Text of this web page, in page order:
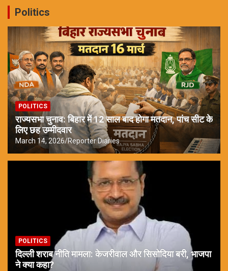
Politics
POLITICS
राज्यसभा चुनाव: बिहार में 12 साल बाद होगा मतदान, पांच सीट के
लिए छह उम्मीदवार
March 14, 2026 Reporter Diaries
POLITICS
दिल्ली शराब नीति मामला: केजरीवाल और सिसोदिया बरी, भाजपा
ने क्या कहा?